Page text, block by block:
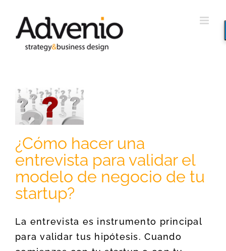
contenido
¿Cómo hacer una
entrevista para validar el
modelo de negocio de tu
startup?
La entrevista es instrumento principal
para validar tus hipótesis. Cuando